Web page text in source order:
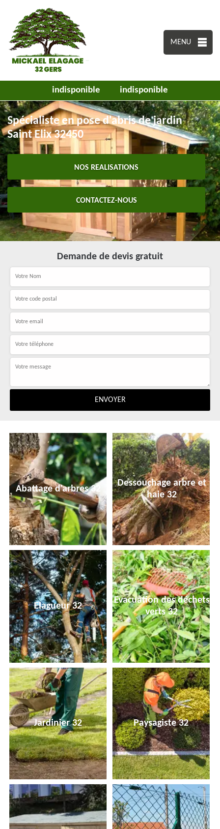
MENU
indisponible indisponible
Spécialiste en pose d'abris de jardin
Saint Elix 32450
NOS REALISATIONS
CONTACTEZ-NOUS
Demande de devis gratuit
Abattage d'arbres 32
Dessouchage arbre et
haie 32
Elagueur 32
Evacuation des déchets
verts 32
Jardinier 32 Paysagiste 32